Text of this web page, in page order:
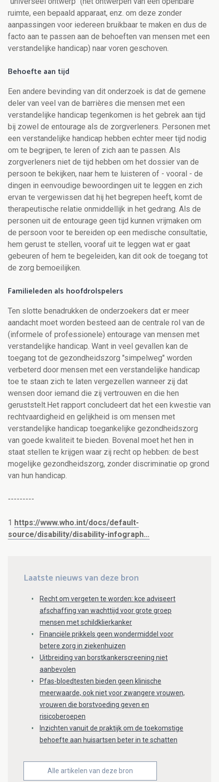
ruimte, een bepaald apparaat, enz. om deze zonder
aanpassingen voor iedereen bruikbaar te maken en dus de
facto aan te passen aan de behoeften van mensen met een
verstandelijke handicap) naar voren geschoven.
Behoefte aan tijd
Een andere bevinding van dit onderzoek is dat de gemene
deler van veel van de barrières die mensen met een
verstandelijke handicap tegenkomen is het gebrek aan tijd
bij zowel de entourage als de zorgverleners. Personen met
een verstandelijke handicap hebben echter meer tijd nodig
om te begrijpen, te leren of zich aan te passen. Als
zorgverleners niet de tijd hebben om het dossier van de
persoon te bekijken, naar hem te luisteren of - vooral - de
dingen in eenvoudige bewoordingen uit te leggen en zich
ervan te vergewissen dat hij het begrepen heeft, komt de
therapeutische relatie onmiddellijk in het gedrang. Als de
personen uit de entourage geen tijd kunnen vrijmaken om
de persoon voor te bereiden op een medische consultatie,
hem gerust te stellen, vooraf uit te leggen wat er gaat
gebeuren of hem te begeleiden, kan dit ook de toegang tot
de zorg bemoeilijken.
Familieleden als hoofdrolspelers
Ten slotte benadrukken de onderzoekers dat er meer
aandacht moet worden besteed aan de centrale rol van de
(informele of professionele) entourage van mensen met
verstandelijke handicap. Want in veel gevallen kan de
toegang tot de gezondheidszorg "simpelweg" worden
verbeterd door mensen met een verstandelijke handicap
toe te staan zich te laten vergezellen wanneer zij dat
wensen door iemand die zij vertrouwen en die hen
geruststelt.Het rapport concludeert dat het een kwestie van
rechtvaardigheid en gelijkheid is om mensen met
verstandelijke handicap toegankelijke gezondheidszorg
van goede kwaliteit te bieden. Bovenal moet het hen in
staat stellen te krijgen waar zij recht op hebben: de best
mogelijke gezondheidszorg, zonder discriminatie op grond
van hun handicap.
---------
1 https://www.who.int/docs/default-
source/disability/disability-infograph…
Laatste nieuws van deze bron
Recht om vergeten te worden: kce adviseert
afschaffing van wachttijd voor grote groep
mensen met schildklierkanker
Financiële prikkels geen wondermiddel voor
betere zorg in ziekenhuizen
Uitbreiding van borstkankerscreening niet
aanbevolen
Pfas-bloedtesten bieden geen klinische
meerwaarde, ook niet voor zwangere vrouwen,
vrouwen die borstvoeding geven en
risicoberoepen
Inzichten vanuit de praktijk om de toekomstige
behoefte aan huisartsen beter in te schatten
Alle artikelen van deze bron